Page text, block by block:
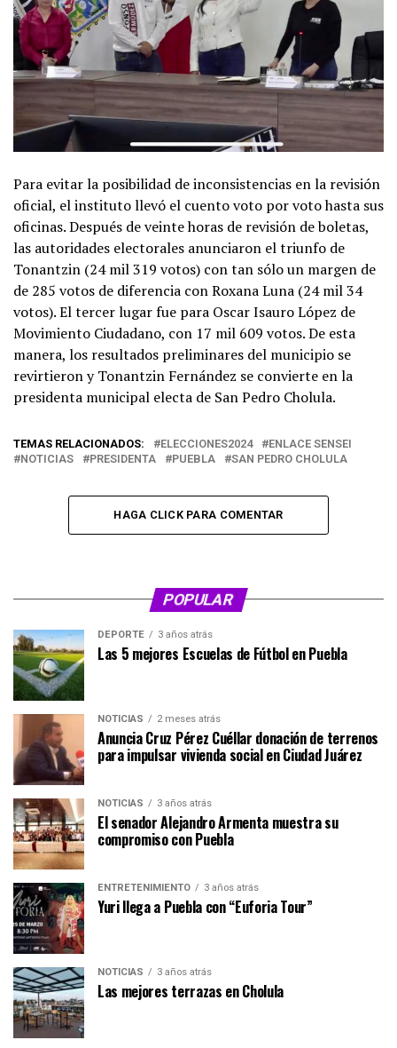
Para evitar la posibilidad de inconsistencias en la revisión
oficial, el instituto llevó el cuento voto por voto hasta sus
oficinas. Después de veinte horas de revisión de boletas,
las autoridades electorales anunciaron el triunfo de
Tonantzin (24 mil 319 votos) con tan sólo un margen de
de 285 votos de diferencia con Roxana Luna (24 mil 34
votos). El tercer lugar fue para Oscar Isauro López de
Movimiento Ciudadano, con 17 mil 609 votos. De esta
manera, los resultados preliminares del municipio se
revirtieron y Tonantzin Fernández se convierte en la
presidenta municipal electa de San Pedro Cholula.
TEMAS RELACIONADOS: ELECCIONES2024
ENLACE SENSEI
NOTICIAS
PRESIDENTA PUEBLA SAN PEDRO CHOLULA
HAGA CLICK PARA COMENTAR
POPULAR
DEPORTE 3 años atrás
Las 5 mejores Escuelas de Fútbol en Puebla
NOTICIAS 2 meses atrás
Anuncia Cruz Pérez Cuéllar donación de terrenos
para impulsar vivienda social en Ciudad Juárez
NOTICIAS 3 años atrás
El senador Alejandro Armenta muestra su
compromiso con Puebla
ENTRETENIMIENTO 3 años atrás
Yuri llega a Puebla con “Euforia Tour”
NOTICIAS 3 años atrás
Las mejores terrazas en Cholula